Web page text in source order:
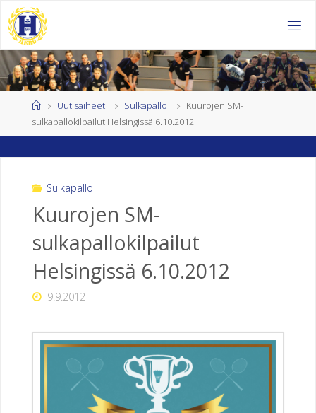
Skip
to
content
EL
SI
N
GI
N
K
UU
R
EN
U
HomeUutisaiheet Sulkapallo
Kuurojen SM-
sulkapallokilpailut Helsingissä 6.10.2012
Sulkapallo
Kuurojen SM-
sulkapallokilpailut
Helsingissä 6.10.2012
9.9.2012